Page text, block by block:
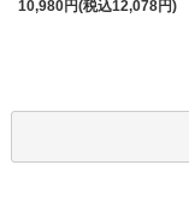
10,980円(税込12,078円)